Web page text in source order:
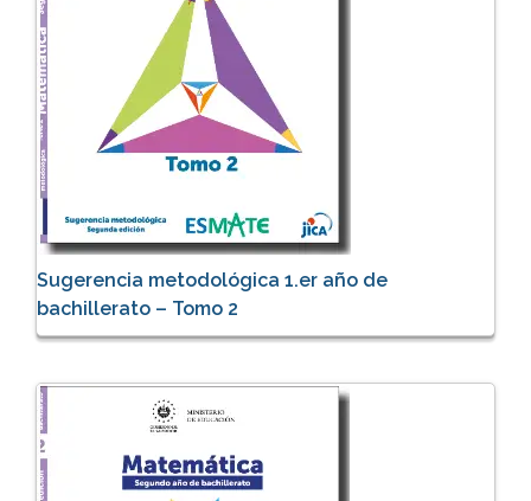
Sugerencia metodológica 1.er año de
bachillerato – Tomo 2